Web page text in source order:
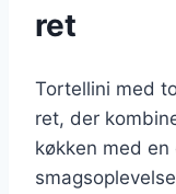
ret
Tortellini med
ret, der
køkken med